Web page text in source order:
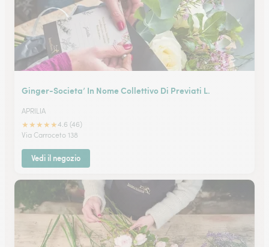
Ginger-Societa’ In Nome Collettivo Di Previati L.
APRILIA
★★★★★4.6 (46)
Via Carroceto 138
Vedi il negozio